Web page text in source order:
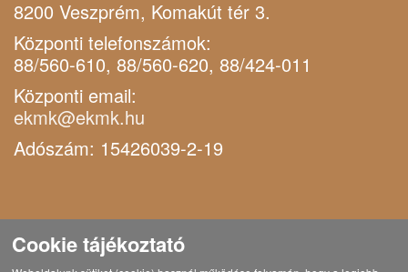
8200 Veszprém, Komakút tér 3.
Központi telefonszámok:
88/560-610, 88/560-620, 88/424-011
Központi email:
ekmk@ekmk.hu
Adószám: 15426039-2-19
Cookie tájékoztató